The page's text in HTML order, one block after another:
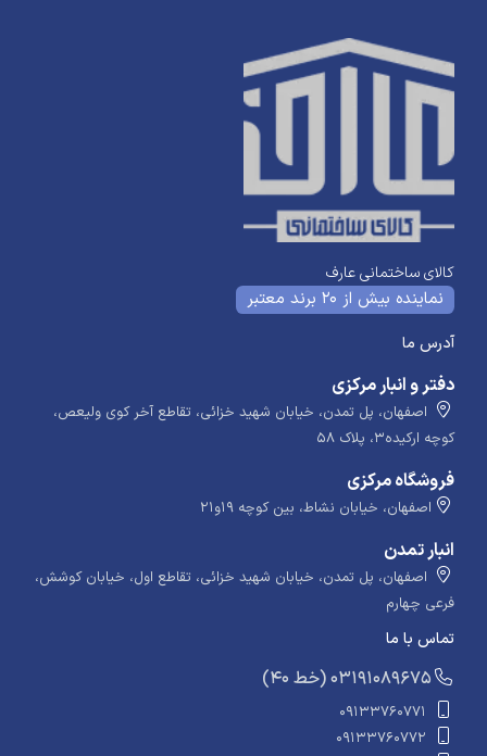
کالای ساختمانی عارف
نماینده بیش از 20 برند معتبر
آدرس ما
دفتر و انبار مرکزی
اصفهان، پل تمدن، خیابان شهید خزائی، تقاطع آخر کوی ولیعص،
کوچه ارکیده۳، پلاک ۵۸
فروشگاه مرکزی
اصفهان، خیابان نشاط، بین کوچه ۱۹و۲۱
انبار تمدن
اصفهان، پل تمدن، خیابان شهید خزائی، تقاطع اول، خیابان کوشش،
فرعی چهارم
تماس با ما
​​​ (40 خط) 03191089675
09133760771
09133760772